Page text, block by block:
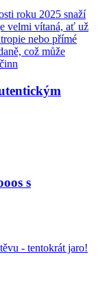
roku 2025 snaží
velmi vítaná, ať už
nebo přímé
což může
s
- tentokrát jaro!